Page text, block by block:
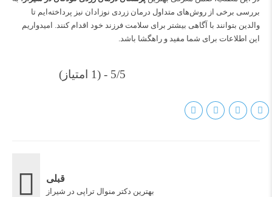
بررسی برخی از روش‌های متداول درمان زردی نوزادان نیز پرداخته‌ایم تا
والدین بتوانند با آگاهی بیشتر برای سلامت فرزند خود اقدام کنند. امیدواریم
این اطلاعات برای شما مفید و راهگشا باشد.
5/5 - (1 امتیاز)
قبلی
بهترین دکتر منوال تراپی در شیراز